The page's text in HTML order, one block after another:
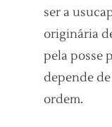
ser a
originária
pela posse
depende
ordem.